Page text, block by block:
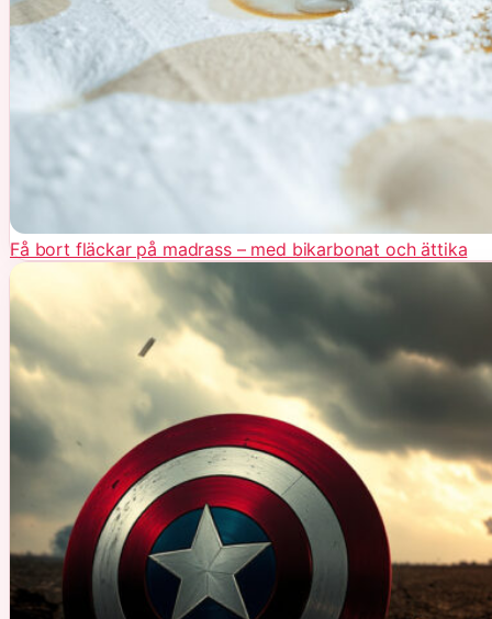
Få bort fläckar på madrass – med bikarbonat och ättika